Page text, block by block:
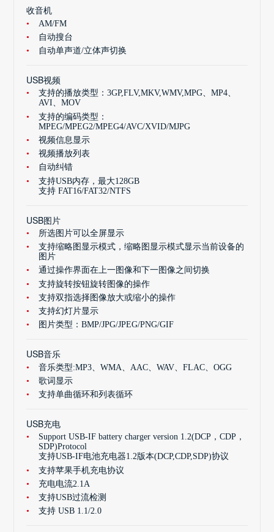
收音机
AM/FM
自动搜台
自动单声道/立体声切换
USB视频
支持的播放类型：3GP,FLV,MKV,WMV,MPG、MP4、
AVI、MOV
支持的编码类型：
MPEG/MPEG2/MPEG4/AVC/XVID/MJPG
视频信息显示
视频播放列表
自动纠错
支持USB内存，最大128GB
支持 FAT16/FAT32/NTFS
USB图片
所选图片可以全屏显示
支持缩略图显示模式，缩略图显示模式显示当前设备的
图片
通过操作界面在上一图像和下一图像之间切换
支持旋转按钮旋转图像的操作
支持双指选择图像放大或缩小的操作
支持幻灯片显示
图片类型：BMP/JPG/JPEG/PNG/GIF
USB音乐
音乐类型:MP3、WMA、AAC、WAV、FLAC、OGG
歌词显示
支持单曲循环和列表循环
USB充电
Support USB-IF battery charger version 1.2(DCP，CDP，
SDP)Protocol
支持USB-IF电池充电器1.2版本(DCP,CDP,SDP)协议
支持苹果手机充电协议
充电电流2.1A
支持USB过流检测
支持 USB 1.1/2.0